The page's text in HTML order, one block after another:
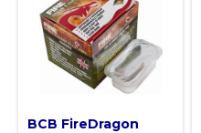
BCB FireDragon